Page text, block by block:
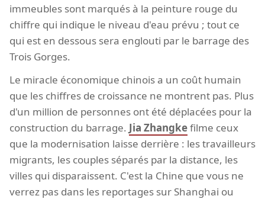
immeubles sont marqués à la peinture rouge du
chiffre qui indique le niveau d'eau prévu ; tout ce
qui est en dessous sera englouti par le barrage des
Trois Gorges.
Le miracle économique chinois a un coût humain
que les chiffres de croissance ne montrent pas. Plus
d'un million de personnes ont été déplacées pour la
construction du barrage. Jia Zhangkefilme ceux
que la modernisation laisse derrière : les travailleurs
migrants, les couples séparés par la distance, les
villes qui disparaissent. C'est la Chine que vous ne
verrez pas dans les reportages sur Shanghai ou